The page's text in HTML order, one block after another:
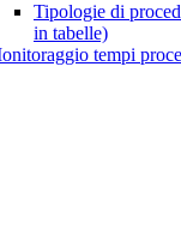
Tipologie di
in tabelle)
tempi